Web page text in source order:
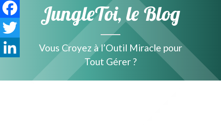
JungleToi, le Blog
Vous Croyez à l’Outil Miracle pour
Tout Gérer ?
Facebook
Twitter